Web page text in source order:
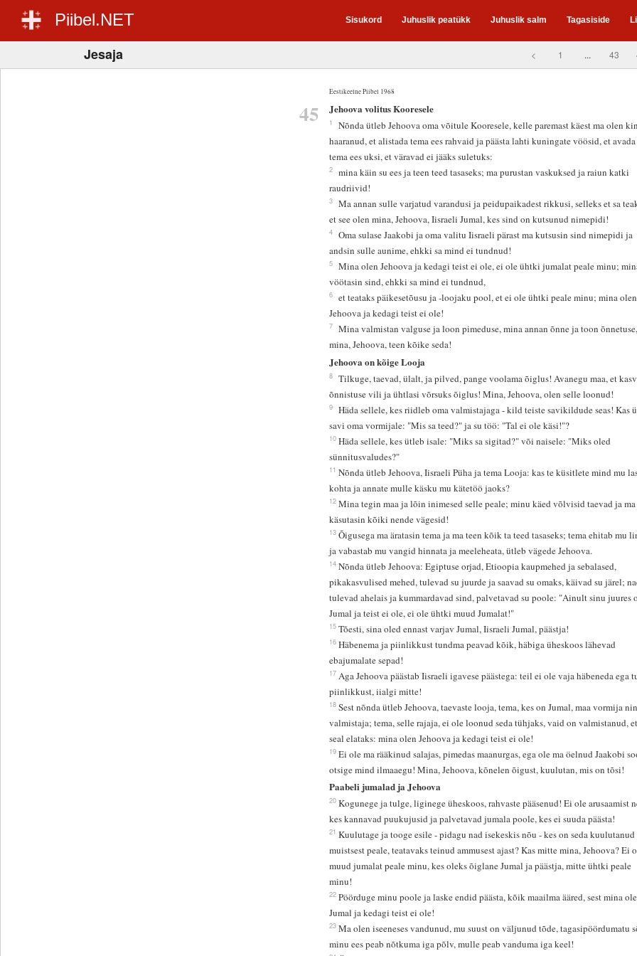
Piibel.NET Sisukord Juhuslik peatükk Juhuslik salm Tagasiside
Jesaja < 1 ... 43
Eestikeelne Piibel 1968
45 Jehoova volitus Kooresele
1
Nõnda ütleb Jehoova oma võitule Kooresele, kelle paremast käest ma olen
haaranud, et alistada tema ees rahvaid ja päästa lahti kuningate vöösid, et avada
tema ees uksi, et väravad ei jääks suletuks:
2
mina käin su ees ja teen teed tasaseks; ma purustan vaskuksed ja raiun katki
raudriivid!
3
Ma annan sulle varjatud varandusi ja peidupaikadest rikkusi, selleks et sa
et see olen mina, Jehoova, Iisraeli Jumal, kes sind on kutsunud nimepidi!
4
Oma sulase Jaakobi ja oma valitu Iisraeli pärast ma kutsusin sind nimepidi ja
andsin sulle aunime, ehkki sa mind ei tundnud!
5
Mina olen Jehoova ja kedagi teist ei ole, ei ole ühtki jumalat peale minu;
vöötasin sind, ehkki sa mind ei tundnud,
6
et teataks päikesetõusu ja -loojaku pool, et ei ole ühtki peale minu; mina olen
Jehoova ja kedagi teist ei ole!
7
Mina valmistan valguse ja loon pimeduse, mina annan õnne ja toon õnnetuse,
mina, Jehoova, teen kõike seda!
Jehoova on kõige Looja
8
Tilkuge, taevad, ülalt, ja pilved, pange voolama õiglus! Avanegu maa, et
õnnistuse vili ja ühtlasi võrsuks õiglus! Mina, Jehoova, olen selle loonud!
9
Häda sellele, kes riidleb oma valmistajaga - kild teiste savikildude seas! Kas
savi oma vormijale: "Mis sa teed?" ja su töö: "Tal ei ole käsi!"?
10 Häda sellele, kes ütleb isale: "Miks sa sigitad?" või naisele: "Miks oled
sünnitusvaludes?"
11 Nõnda ütleb Jehoova, Iisraeli Püha ja tema Looja: kas te küsitlete mind mu
kohta ja annate mulle käsku mu kätetöö jaoks?
12 Mina tegin maa ja lõin inimesed selle peale; minu käed võlvisid taevad ja ma
käsutasin kõiki nende vägesid!
13 Õigusega ma äratasin tema ja ma teen kõik ta teed tasaseks; tema ehitab mu
ja vabastab mu vangid hinnata ja meeleheata, ütleb vägede Jehoova.
14 Nõnda ütleb Jehoova: Egiptuse orjad, Etioopia kaupmehed ja sebalased,
pikakasvulised mehed, tulevad su juurde ja saavad su omaks, käivad su järel;
tulevad ahelais ja kummardavad sind, palvetavad su poole: "Ainult sinu juures
Jumal ja teist ei ole, ei ole ühtki muud Jumalat!"
15 Tõesti, sina oled ennast varjav Jumal, Iisraeli Jumal, päästja!
16 Häbenema ja piinlikkust tundma peavad kõik, häbiga üheskoos lähevad
ebajumalate sepad!
17 Aga Jehoova päästab Iisraeli igavese päästega: teil ei ole vaja häbeneda ega
piinlikkust, iialgi mitte!
18 Sest nõnda ütleb Jehoova, taevaste looja, tema, kes on Jumal, maa vormija
valmistaja; tema, selle rajaja, ei ole loonud seda tühjaks, vaid on valmistanud, et
seal elataks: mina olen Jehoova ja kedagi teist ei ole!
19 Ei ole ma rääkinud salajas, pimedas maanurgas, ega ole ma öelnud Jaakobi
otsige mind ilmaaegu! Mina, Jehoova, kõnelen õigust, kuulutan, mis on tõsi!
Paabeli jumalad ja Jehoova
20 Kogunege ja tulge, liginege üheskoos, rahvaste pääsenud! Ei ole arusaamist
kes kannavad puukujusid ja palvetavad jumala poole, kes ei suuda päästa!
21 Kuulutage ja tooge esile - pidagu nad isekeskis nõu - kes on seda kuulutanud
muistsest peale, teatavaks teinud ammusest ajast? Kas mitte mina, Jehoova? Ei
muud jumalat peale minu, kes oleks õiglane Jumal ja päästja, mitte ühtki peale
minu!
22 Pöörduge minu poole ja laske endid päästa, kõik maailma ääred, sest mina
Jumal ja kedagi teist ei ole!
23 Ma olen iseeneses vandunud, mu suust on väljunud tõde, tagasipöördumatu
minu ees peab nõtkuma iga põlv, mulle peab vanduma iga keel!